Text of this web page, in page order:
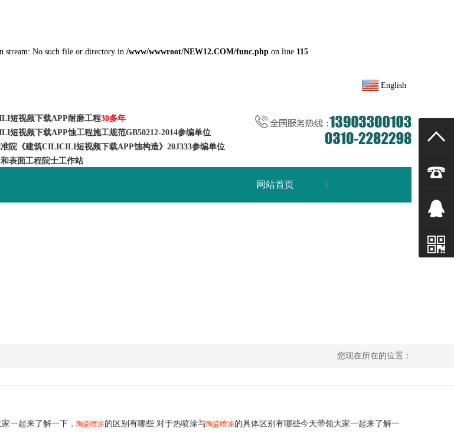
stream: No such file or directory in /www/wwwroot/NEW12.COM/func.php on line 115
English
短视频下载APP耐磨工程30多年
短视频下载APP蚀工程施工规范GB50212-2014参编单位
院《建筑CILICILI短视频下载APP蚀构造》20J333参编单位
表面工程院士工作站
网站首页
您现在所在的位置：
一起来了解一下， 陶瓷喷涂的区别有哪些 对于热喷涂与陶瓷喷涂的具体区别有哪些今天带领大家一起来了解一